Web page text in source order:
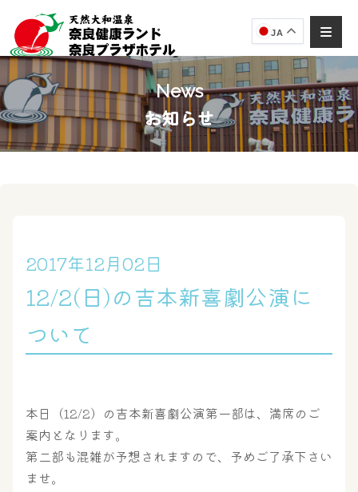
JA
News
お知らせ
2017年12月02日
12/2(日)の吉本新喜劇公演に
ついて
本日（12/2）の吉本新喜劇公演第一部は、満席のご
案内となります。
第二部も混雑が予想されますので、予めご了承下さい
ませ。
奈良健康ランド
AIコンシェルジュ